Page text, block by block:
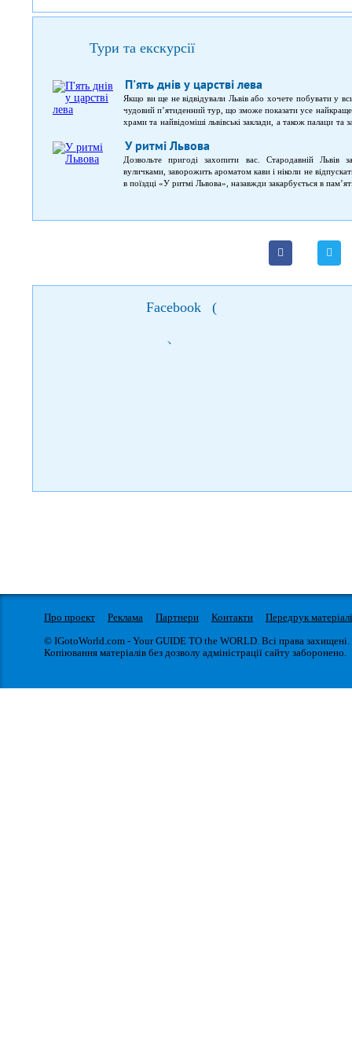
Тури та екскурсії
П'ять днів у царстві лева
Якщо ви ще не відвідували Львів або хочете побувати у
чудовий п’ятиденний тур, що зможе показати усе
храми та найвідоміші львівські заклади, а також палаци
найкращих закладів міста; подорож до Олеського
відвідуванням музеїв; автобусна екскурсія
унікальною пам’яткою у Європі; нічна подорож по місті
У ритмі Львова
Дозвольте пригоді захопити вас. Стародавній Львів
вуличками, заворожить ароматом кави і ніколи не
в поїздці «У ритмі Львова», назавжди закарбується в
Facebook (
)
Про проект Реклама Партнери Контакти
Передрук
© IGotoWorld.com - Your GUIDE TO the WORLD. Всі права захищені.
Копіювання матеріалів без дозволу адміністрації сайту заборонено.